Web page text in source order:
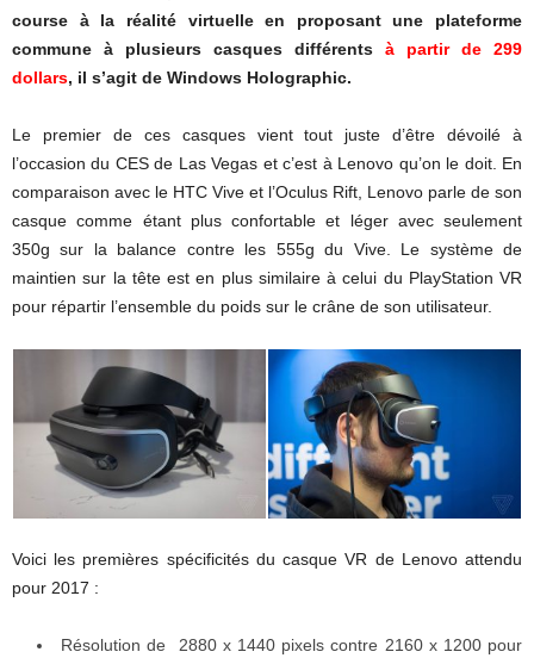
course à la réalité virtuelle en proposant une plateforme
commune à plusieurs casques différents à
partir de 299
dollars, il s’agit de Windows Holographic.
Le premier de ces casques vient tout juste d’être dévoilé à
l’occasion du CES de Las Vegas et c’est à Lenovo qu’on le doit. En
comparaison avec le HTC Vive et l’Oculus Rift, Lenovo parle de son
casque comme étant plus confortable et léger avec seulement
350g sur la balance contre les 555g du Vive. Le système de
maintien sur la tête est en plus similaire à celui du PlayStation VR
pour répartir l’ensemble du poids sur le crâne de son utilisateur.
Voici les premières spécificités du casque VR de Lenovo attendu
pour 2017 :
Résolution de 2880 x 1440 pixels contre 2160 x 1200 pour